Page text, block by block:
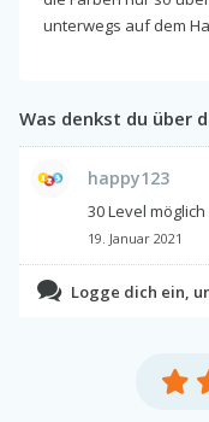
unterwegs auf dem
Was denkst du über
happy123
30 Level möglich
19. Januar 2021
Logge dich ein,